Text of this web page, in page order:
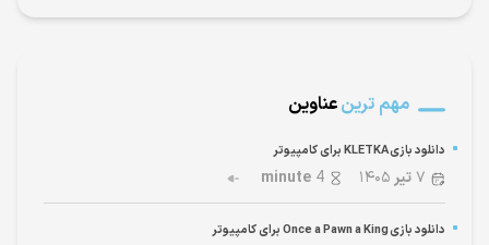
مهم ترینعناوین
دانلود بازی KLETKA برای کامپیوتر
۷تیر۱۴۰۵ 4
minute
دانلود بازی Once a Pawn a King برای کامپیوتر